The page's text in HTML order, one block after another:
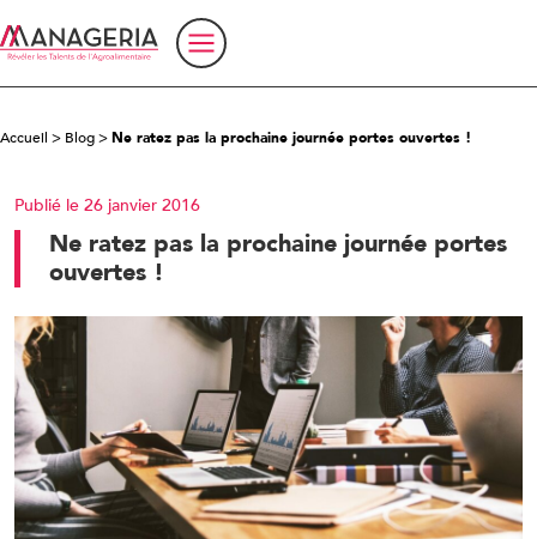
Accueil > Blog>Ne ratez pas la prochaine journée portes ouvertes !
Publié le 26 janvier 2016
Ne ratez pas la prochaine journée portes
ouvertes !